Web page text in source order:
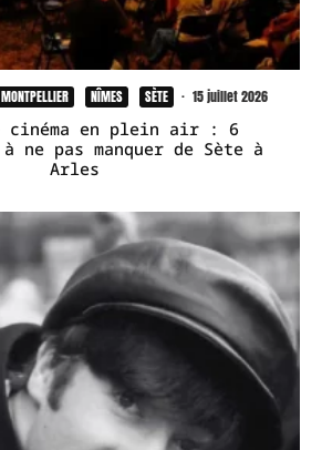
MONTPELLIER NÎMES SÈTE · 15 juillet 2026
cinéma en plein air : 6
ne pas manquer de Sète à
Arles